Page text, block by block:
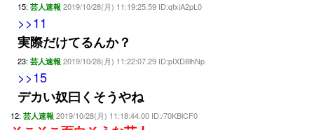
15: 芸人速報 2019/10/28(月) 11:19:25.59 ID:qfxiA2pL0
>>11
実際だけてるんか？
23: 芸人速報 2019/10/28(月) 11:22:07.29 ID:pIXD8lhNp
>>15
デカい奴曰くそうやね
12: 芸人速報 2019/10/28(月) 11:18:44.00 ID:/70KBlCF0